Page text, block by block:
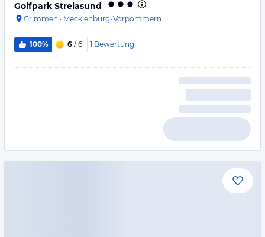
Golfpark Strelasund
Grimmen · Mecklenburg-Vorpommern
100% 6 / 6 1 Bewertung